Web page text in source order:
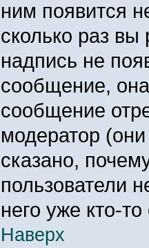
ним появится
сколько раз
надпись не
сообщение,
сообщение
модератор
сказано,
пользователи
него уже кто-то
Наверх